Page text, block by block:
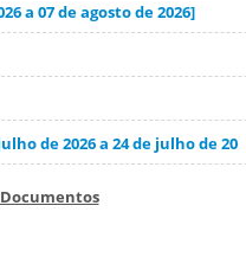
a 07 de agosto de 2026]
de 2026 a 24 de julho de 20